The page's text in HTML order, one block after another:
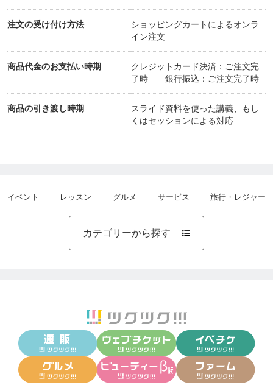
注文の受け付け方法
ショッピングカートによるオンラ
イン注文
商品代金のお支払い時期
クレジットカード決済：ご注文完
了時 銀行振込：ご注文完了時
商品の引き渡し時期
スライド資料を使った講義、もし
くはセッションによる対応
イベント レッスン グルメ サービス 旅行・レジャー
カテゴリーから探す 